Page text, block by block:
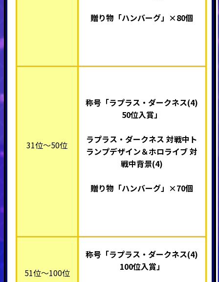
贈り物「ハンバーグ」×80個
31位～50位
称号「ラプラス・ダークネス(4)
50位入賞」
ラプラス・ダークネス 対戦中ト
ランプデザイン＆ホロライブ 対
戦中背景(4)
贈り物「ハンバーグ」×70個
51位～100位
称号「ラプラス・ダークネス(4)
100位入賞」